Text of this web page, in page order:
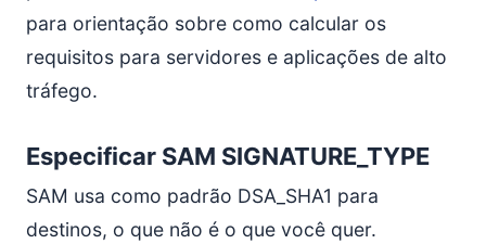
para orientação sobre como calcular os
requisitos para servidores e aplicações de alto
tráfego.
Especificar SAM SIGNATURE_TYPE
SAM usa como padrão DSA_SHA1 para
destinos, o que não é o que você quer.